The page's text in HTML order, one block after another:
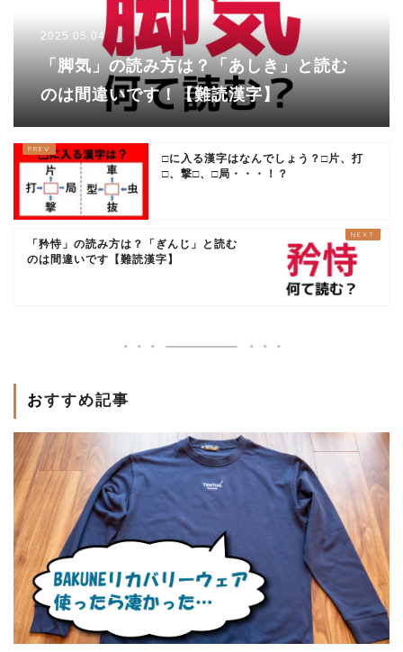
2025.05.04
「脚気」の読み方は？「あしき」と読む
のは間違いです！【難読漢字】
□に入る漢字はなんでしょう？□片、打
□、撃□、□局・・・！？
「矜恃」の読み方は？「ぎんじ」と読む
のは間違いです【難読漢字】
おすすめ記事